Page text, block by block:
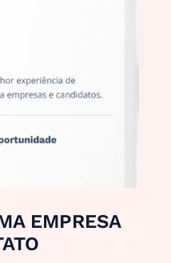
EMPRESA